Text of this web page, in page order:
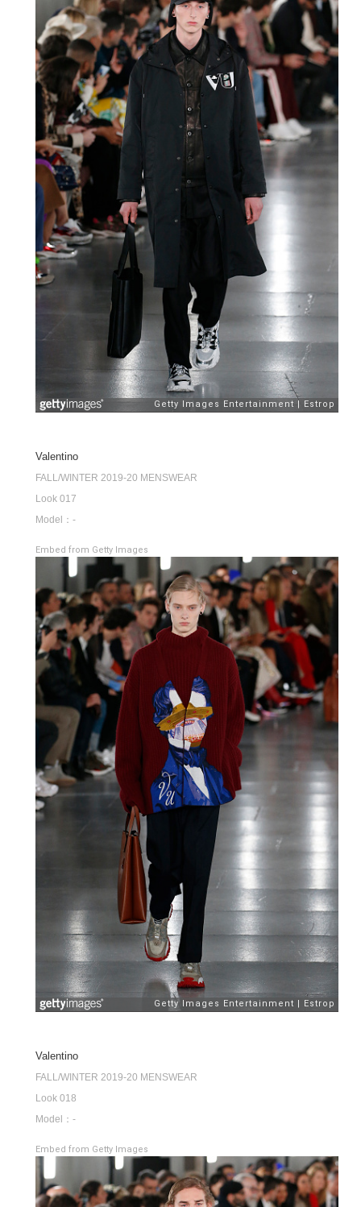
Valentino
FALL/WINTER 2019-20 MENSWEAR
Look 017
Model：-
Embed from Getty Images
Valentino
FALL/WINTER 2019-20 MENSWEAR
Look 018
Model：-
Embed from Getty Images